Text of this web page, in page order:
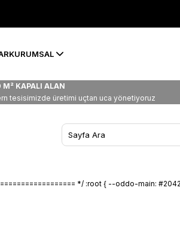
KURUMSAL
KAPALI ALAN
tesisimizde üretimi uçtan uca yönetiyoruz
*/ :root { --oddo-